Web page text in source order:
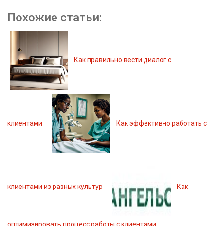
Похожие статьи:
Как правильно вести диалог с
клиентами Как эффективно работать с
клиентами из разных культур Как
оптимизировать процесс работы с клиентами